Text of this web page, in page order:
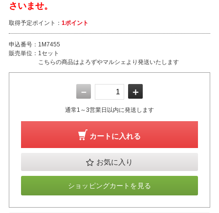
さいませ。
取得予定ポイント： 1ポイント
申込番号： 1M7455
販売単位： 1セット
こちらの商品はよろずやマルシェより発送いたします
－ ＋
通常1～3営業日以内に発送します
カートに入れる
お気に入り
ショッピングカートを見る